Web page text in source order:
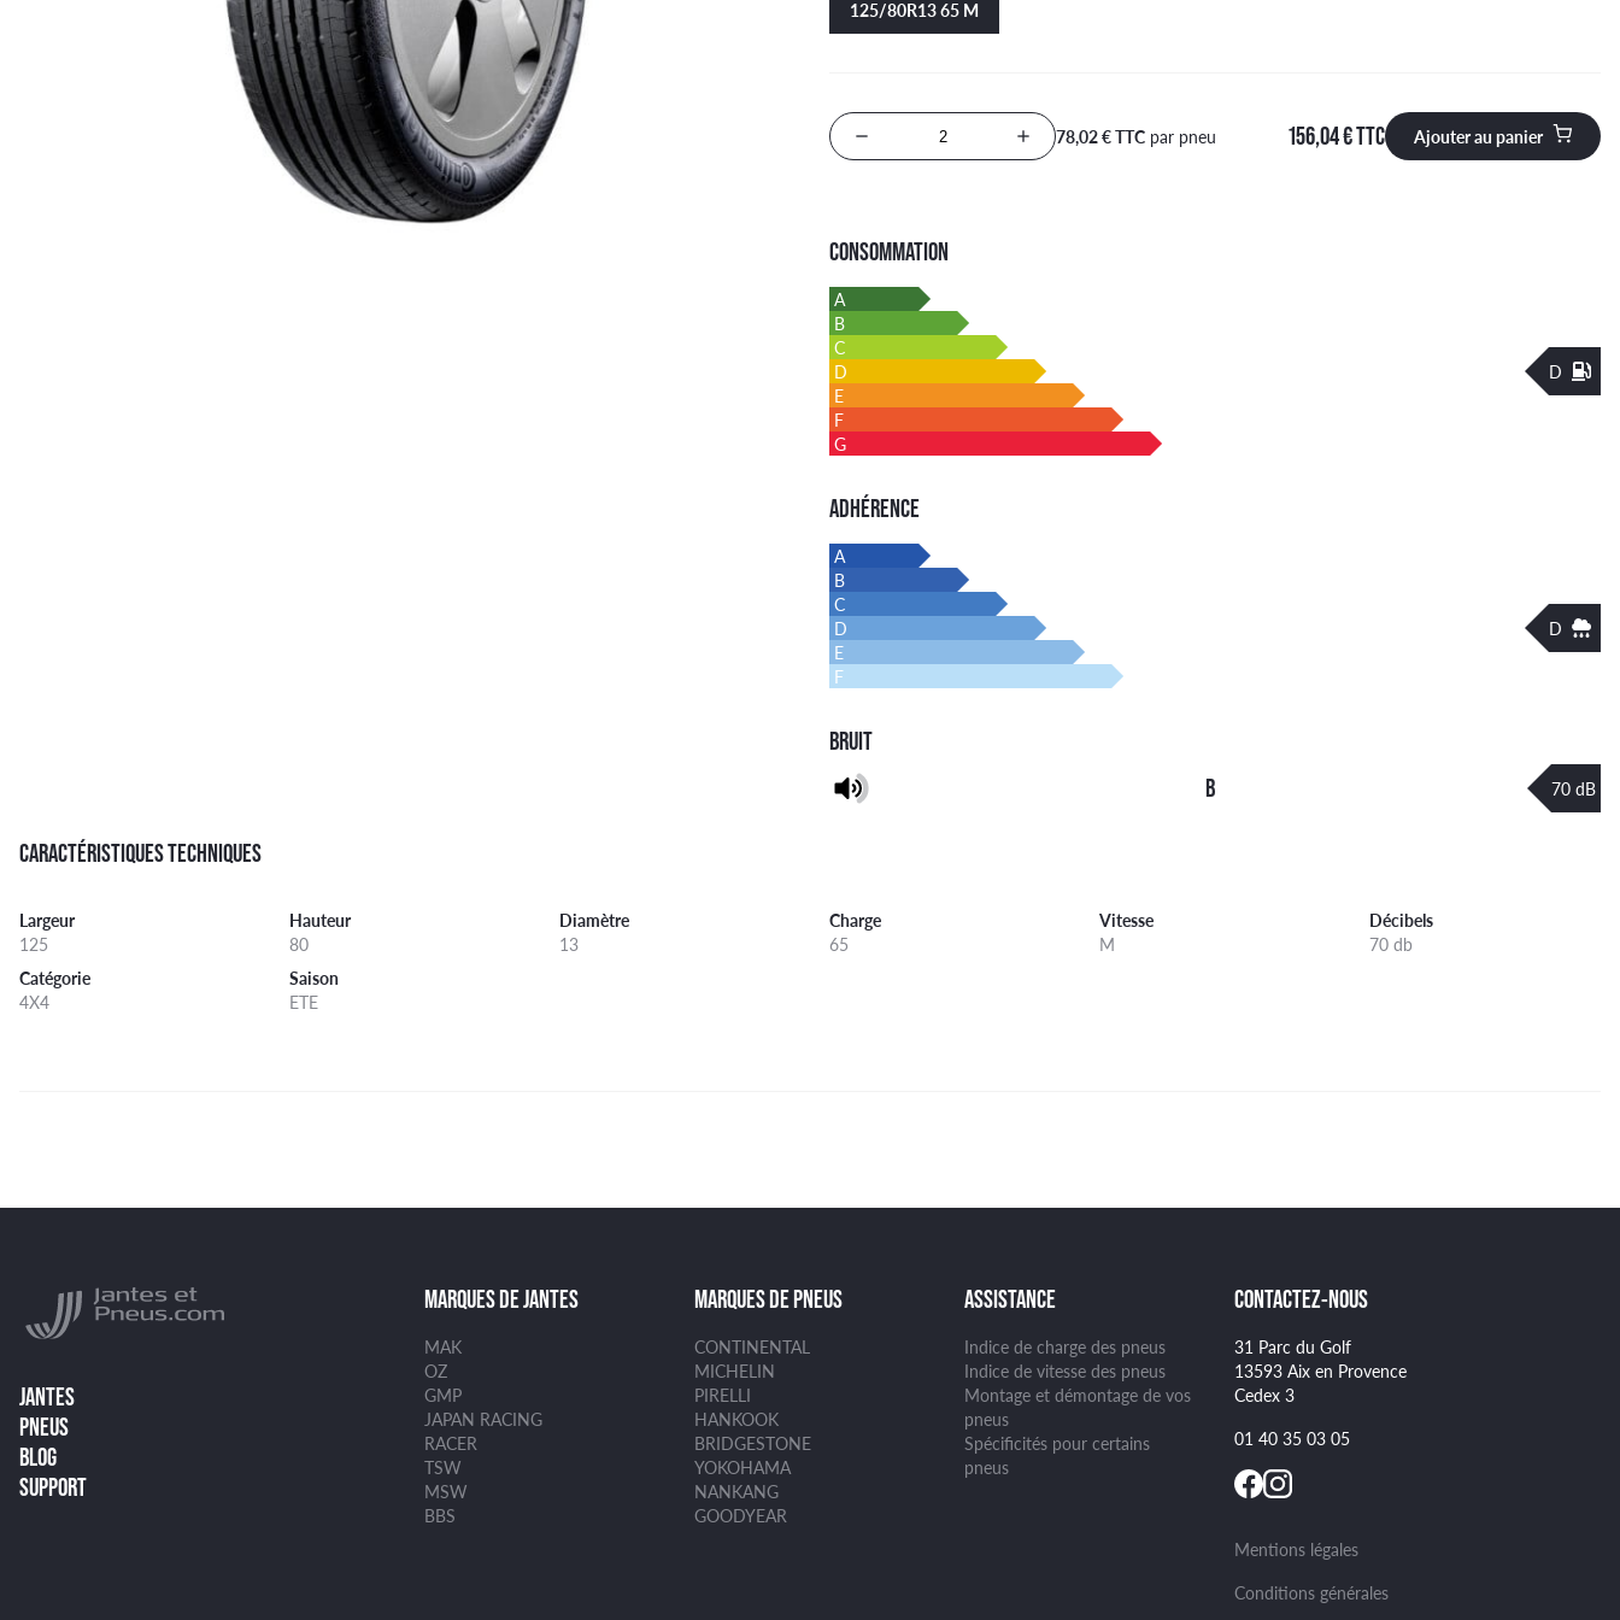
125/80R13 65 M
Nombre de produits à ajouter au panier
78,02 € TTC par pneu 156,04 € TTC Ajouter au panier
CONSOMMATION
A
B
C
D
D
E
F
G
ADHÉRENCE
A
B
C
D
D
E
F
BRUIT
B
70 dB
CARACTÉRISTIQUES TECHNIQUES
Largeur
125
Hauteur
80
Diamètre
13
Charge
65
Vitesse
M
Décibels
70 db
Catégorie
4X4
Saison
ETE
JANTES
PNEUS
BLOG
SUPPORT
MARQUES DE JANTES
MAK
OZ
GMP
JAPAN RACING
RACER
TSW
MSW
BBS
MARQUES DE PNEUS
CONTINENTAL
MICHELIN
PIRELLI
HANKOOK
BRIDGESTONE
YOKOHAMA
NANKANG
GOODYEAR
ASSISTANCE
Indice de charge des pneus
Indice de vitesse des pneus
Montage et démontage de vos
pneus
Spécificités pour certains
pneus
CONTACTEZ-NOUS
31 Parc du Golf
13593 Aix en Provence
Cedex 3
01 40 35 03 05
Mentions légales
Conditions générales